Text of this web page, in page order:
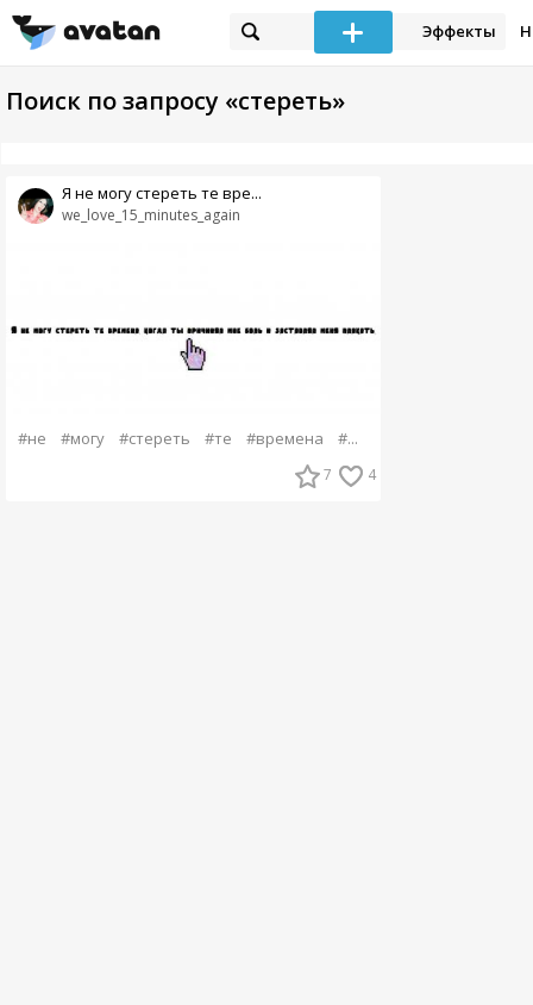
Эффекты
Поиск по запросу «стереть»
we_love_15_minutes_again
Я не могу стереть те вре...
#не #могу #стереть #те #времена #...
7 4